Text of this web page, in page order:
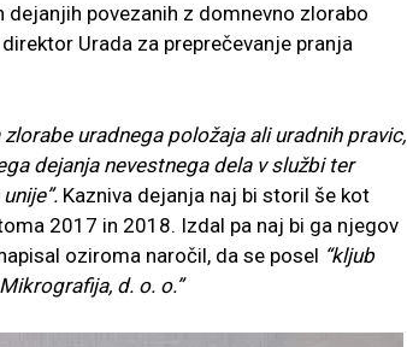
povezanih z domnevno zlorabo
Urada za preprečevanje pranja
uradnega položaja ali uradnih pravic,
dejanja nevestnega dela v službi ter
Kazniva dejanja naj bi storil še kot
2017 in 2018. Izdal pa naj bi ga njegov
oziroma naročil, da se posel “kljub
d. o. o.”